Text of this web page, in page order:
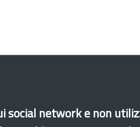
social network e non